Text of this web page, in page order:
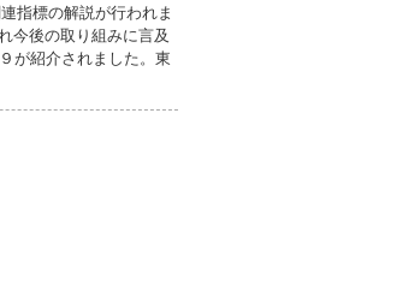
指標の解説が行われま
今後の取り組みに言及
が紹介されました。東